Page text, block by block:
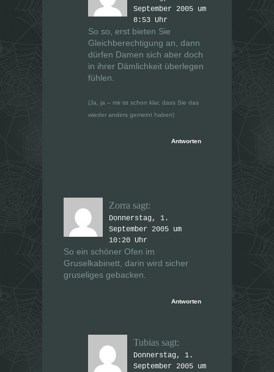
September 2005 um
8:53 Uhr
So so, erst bieten Sie
Gleichberechtigung an, dann
dürfen Damen sich aber doch
in ihrer Dämlichkeit überlegen
fühlen.
(Ja, ja – mir ist schon klar, dass Sie das
wieder anders gemeint haben)
Antworten
Zorra sagt:
Donnerstag, 1.
September 2005 um
10:20 Uhr
So ein schöner Ofen im
Gruselkabinett, darin wird sicher
gruseliges gebacken.
Antworten
Tubias sagt:
Donnerstag, 1.
September 2005 um